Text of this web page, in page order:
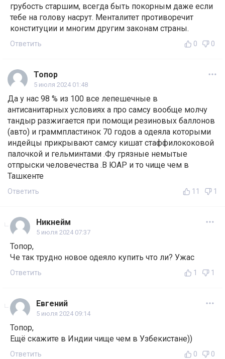
грубость старшим, всегда быть покорным даже если
тебе на голову насрут. Менталитет противоречит
конституции и многим другим законам страны.
Ответить 0 0
Топор
5 июля 2024 01:48
Да у нас 98 % из 100 все лепешечные в
антисанитарных условиях а про самсу вообще молчу
тандыр разжигается при помощи резиновых баллонов
(авто) и граммпластинок 70 годов а одеяла которыми
индейцы прикрывают самсу кишат стаффилококовой
палочкой и гельминтами .Фу грязные немытые
отпрыски человечества .В ЮАР и то чище чем в
Ташкенте
Ответить 11 1
Никнейм
5 июля 2024 07:37
Топор,
Че так трудно новое одеяло купить что ли? Ужас
Ответить 1 1
Евгений
5 июля 2024 09:14
Топор,
Ещё скажите в Индии чище чем в Узбекистане))
Ответить 0 0